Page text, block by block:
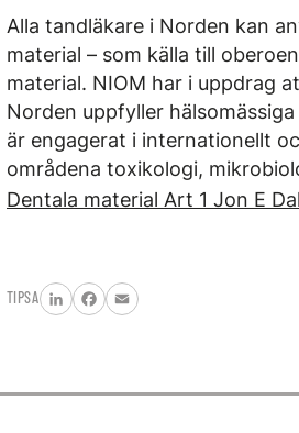
Alla tandläkare i Norden kan
material – som källa till
material. NIOM har i uppdrag
Norden uppfyller
är engagerat i internationellt
områdena toxikologi,
Dentala material Art 1 Jon E
TIPSA
LinkedInFacebook
Email